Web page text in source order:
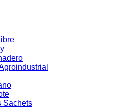
Sachets